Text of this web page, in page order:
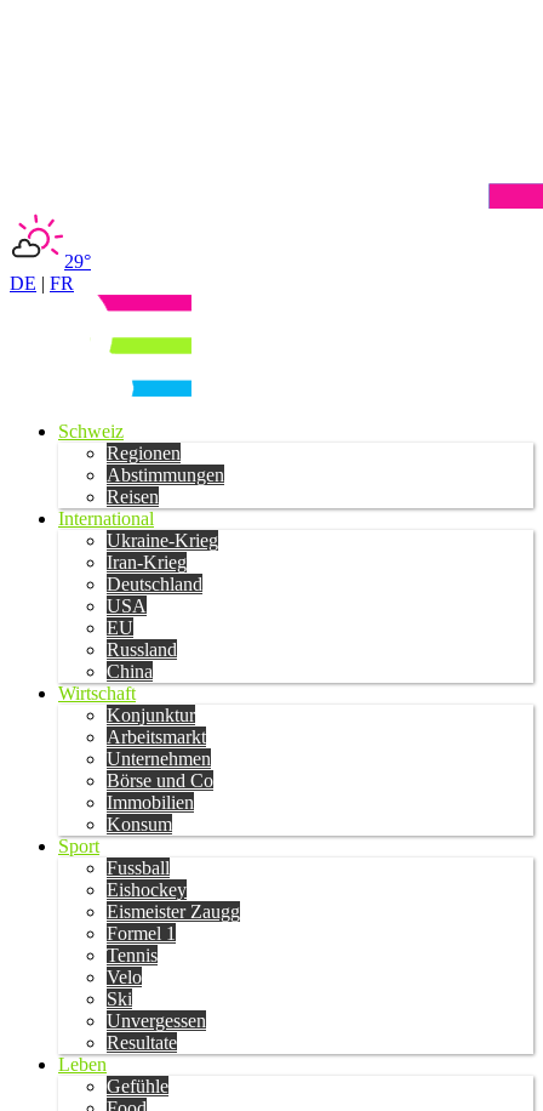
29°
DE | FR
Schweiz
Regionen
Abstimmungen
Reisen
International
Ukraine-Krieg
Iran-Krieg
Deutschland
USA
EU
Russland
China
Wirtschaft
Konjunktur
Arbeitsmarkt
Unternehmen
Börse und Co
Immobilien
Konsum
Sport
Fussball
Eishockey
Eismeister Zaugg
Formel 1
Tennis
Velo
Ski
Unvergessen
Resultate
Leben
Gefühle